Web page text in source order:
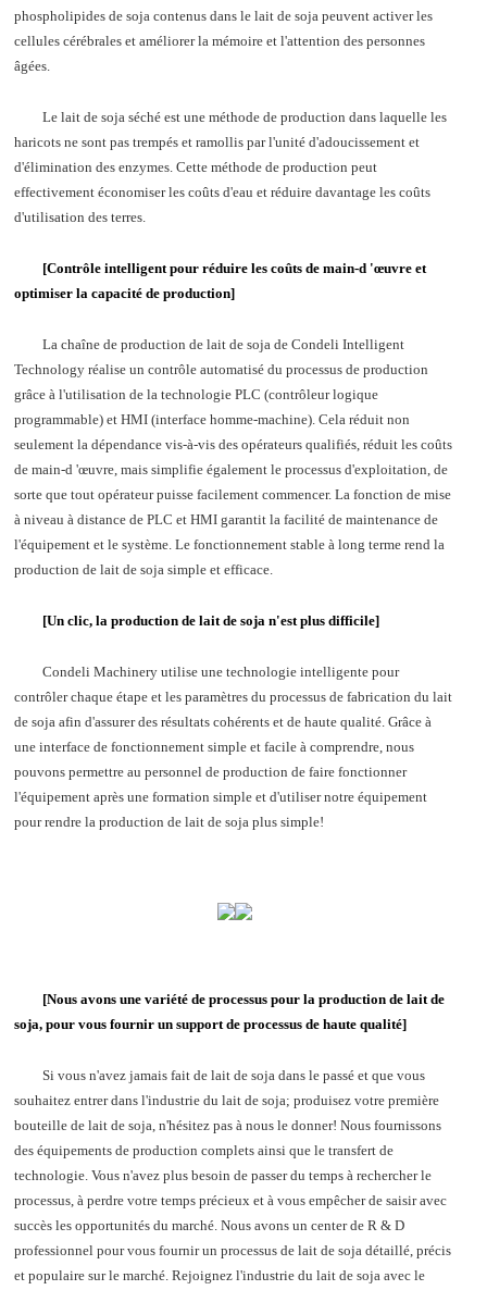
phospholipides de soja contenus dans le lait de soja peuvent activer les
cellules cérébrales et améliorer la mémoire et l'attention des personnes
âgées.
Le lait de soja séché est une méthode de production dans laquelle les
haricots ne sont pas trempés et ramollis par l'unité d'adoucissement et
d'élimination des enzymes. Cette méthode de production peut
effectivement économiser les coûts d'eau et réduire davantage les coûts
d'utilisation des terres.
[Contrôle intelligent pour réduire les coûts de main-d 'œuvre et
optimiser la capacité de production]
La chaîne de production de lait de soja de Condeli Intelligent
Technology réalise un contrôle automatisé du processus de production
grâce à l'utilisation de la technologie PLC (contrôleur logique
programmable) et HMI (interface homme-machine). Cela réduit non
seulement la dépendance vis-à-vis des opérateurs qualifiés, réduit les coûts
de main-d 'œuvre, mais simplifie également le processus d'exploitation, de
sorte que tout opérateur puisse facilement commencer. La fonction de mise
à niveau à distance de PLC et HMI garantit la facilité de maintenance de
l'équipement et le système. Le fonctionnement stable à long terme rend la
production de lait de soja simple et efficace.
[Un clic, la production de lait de soja n'est plus difficile]
Condeli Machinery utilise une technologie intelligente pour
contrôler chaque étape et les paramètres du processus de fabrication du lait
de soja afin d'assurer des résultats cohérents et de haute qualité. Grâce à
une interface de fonctionnement simple et facile à comprendre, nous
pouvons permettre au personnel de production de faire fonctionner
l'équipement après une formation simple et d'utiliser notre équipement
pour rendre la production de lait de soja plus simple!
[Nous avons une variété de processus pour la production de lait de
soja, pour vous fournir un support de processus de haute qualité]
Si vous n'avez jamais fait de lait de soja dans le passé et que vous
souhaitez entrer dans l'industrie du lait de soja; produisez votre première
bouteille de lait de soja, n'hésitez pas à nous le donner! Nous fournissons
des équipements de production complets ainsi que le transfert de
technologie. Vous n'avez plus besoin de passer du temps à rechercher le
processus, à perdre votre temps précieux et à vous empêcher de saisir avec
succès les opportunités du marché. Nous avons un center de R & D
professionnel pour vous fournir un processus de lait de soja détaillé, précis
et populaire sur le marché. Rejoignez l'industrie du lait de soja avec le